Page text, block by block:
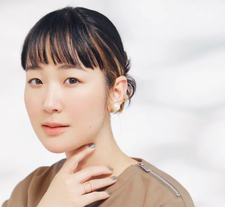
通販ランキング
デジタルカタログ
エクラプレミアム通販
インフォメーション
プレゼント
MAGAZINE